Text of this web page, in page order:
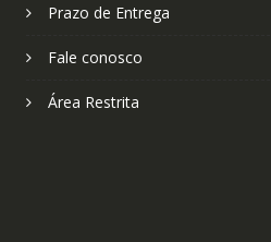
Prazo de Entrega
Fale conosco
Área Restrita